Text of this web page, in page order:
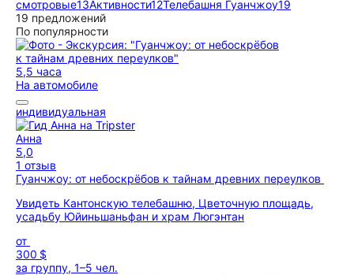
смотровые13Активности12Телебашня Гуанчжоу19
19 предложений
По популярности
5,5 часа
На автомобиле
индивидуальная
Анна
5,0
1 отзыв
Гуанчжоу: от небоскрёбов к тайнам древних переулков
Увидеть Кантонскую телебашню, Цветочную площадь,
усадьбу Юйиньшаньфан и храм Люгэнтан
от
300 $
за группу, 1–5 чел.